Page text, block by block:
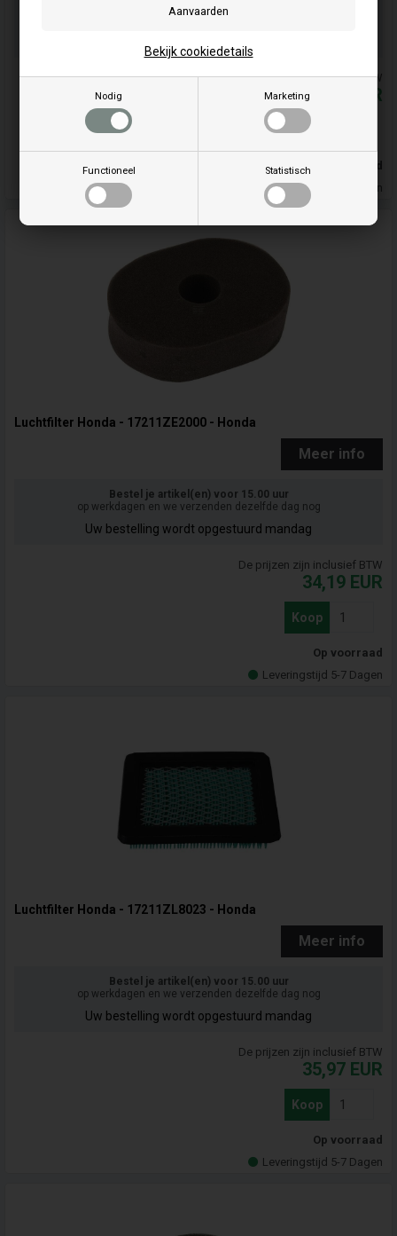
Nodig Marketing
Functioneel Statistisch
Bekijk cookiedetails
Bestel je artikel(en) voor 15.00 uur
De prijzen zijn inclusief BTW
27,10 EUR
Koop
Op voorraad
Leveringstijd 5-7 Dagen
Luchtfilter Honda - 17211ZE2000 - Honda
Meer info
Bestel je artikel(en) voor 15.00 uur
op werkdagen en we verzenden dezelfde dag nog
Uw bestelling wordt opgestuurd mandag
De prijzen zijn inclusief BTW
34,19 EUR
Koop
Op voorraad
Leveringstijd 5-7 Dagen
Luchtfilter Honda - 17211ZL8023 - Honda
Meer info
Bestel je artikel(en) voor 15.00 uur
op werkdagen en we verzenden dezelfde dag nog
Uw bestelling wordt opgestuurd mandag
De prijzen zijn inclusief BTW
35,97 EUR
Koop
Op voorraad
Leveringstijd 5-7 Dagen